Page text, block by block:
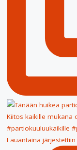
Lauantaina